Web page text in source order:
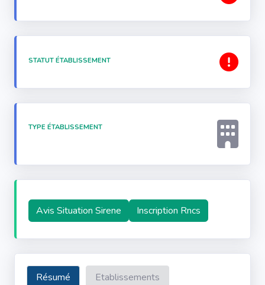
STATUT ÉTABLISSEMENT
TYPE ÉTABLISSEMENT
Avis Situation Sirene Inscription Rncs
Résumé
Etablissements